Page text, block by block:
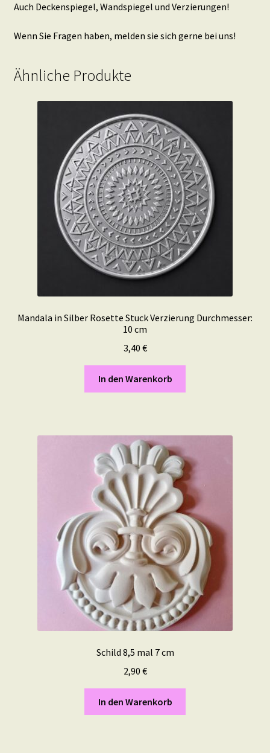
Auch Deckenspiegel, Wandspiegel und Verzierungen!
Wenn Sie Fragen haben, melden sie sich gerne bei uns!
Ähnliche Produkte
Mandala in Silber Rosette Stuck Verzierung Durchmesser:
10 cm
3,40 €
In den Warenkorb
Schild 8,5 mal 7 cm
2,90 €
In den Warenkorb